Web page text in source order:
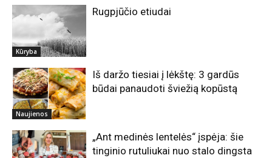
Kūryba
Rugpjūčio etiudai
Naujienos
Iš daržo tiesiai į lėkštę: 3 gardūs
būdai panaudoti šviežią kopūstą
„Ant medinės lentelės“ įspėja: šie
tinginio rutuliukai nuo stalo dingsta